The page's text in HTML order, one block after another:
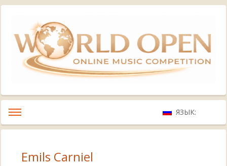
ЯЗЫК:
Emils Carniel